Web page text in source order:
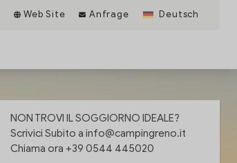
Web Site Anfrage Deutsch
NON TROVI IL SOGGIORNO IDEALE?
Scrivici Subito ainfo@campingreno.it
Chiama ora +39 0544 445020